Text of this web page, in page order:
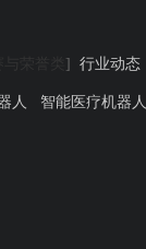
] 行业动态
人 智能医疗机器人